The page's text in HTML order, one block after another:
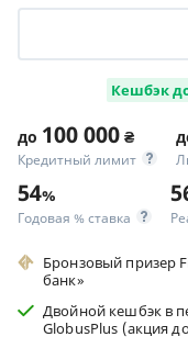
Кешбэк
до 100 000 ₴
Кредитный лимит
54%
Годовая % ставка
Бронзовый призер
банк»
Двойной кешбэк в
GlobusPlus (акция